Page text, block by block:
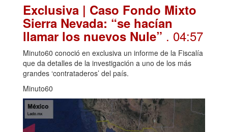
Exclusiva | Caso Fondo Mixto
Sierra Nevada: “se hacían
llamar los nuevos Nule” . 04:57
Minuto60 conoció en exclusiva un informe de la Fiscalía
que da detalles de la investigación a uno de los más
grandes ‘contrataderos’ del país.
Minuto60